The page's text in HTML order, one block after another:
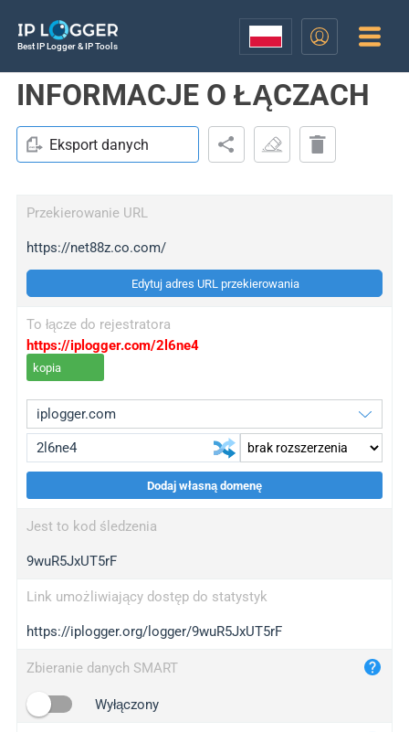
Best IP Logger & IP Tools
INFORMACJE O ŁĄCZACH
Eksport danych
Przekierowanie URL
https://net88z.co.com/
Edytuj adres URL przekierowania
To łącze do rejestratora
https://iplogger.com/2l6ne4
kopia
wl.gl
ed.tc
iplogger.com
maper.info
2no.co
Dodaj własną domenę
Jest to kod śledzenia
9wuR5JxUT5rF
Link umożliwiający dostęp do statystyk
https://iplogger.org/logger/9wuR5JxUT5rF
Zbieranie danych SMART
Wyłączony